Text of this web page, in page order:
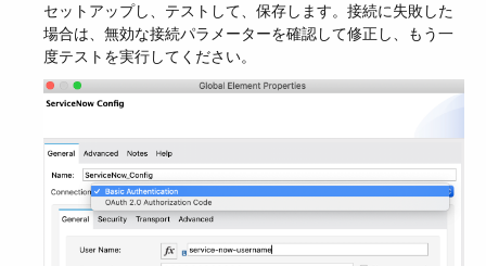
セットアップし、テストして、保存します。接続に失敗した
場合は、無効な接続パラメーターを確認して修正し、もう一
度テストを実行してください。